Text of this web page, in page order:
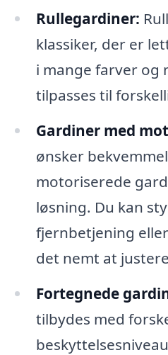
Rullegardiner:
klassiker, der er
i mange farver og
tilpasses til
Gardiner med
ønsker
motoriserede
løsning. Du kan
fjernbetjening
det nemt at
Fortegnede
tilbydes med